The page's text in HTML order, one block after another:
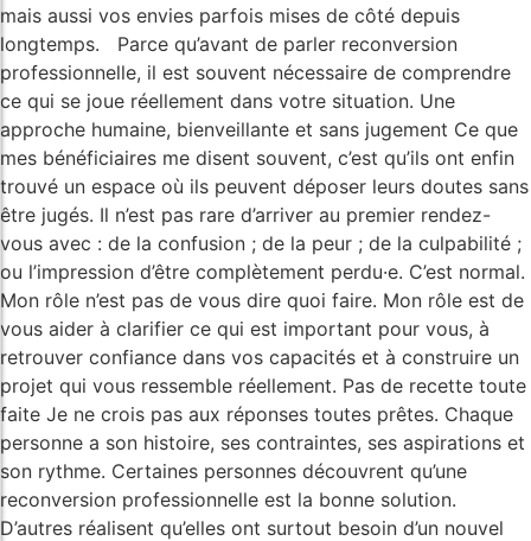
mais aussi vos envies parfois mises de côté depuis
longtemps. Parce qu’avant de parler reconversion
professionnelle, il est souvent nécessaire de comprendre
ce qui se joue réellement dans votre situation. Une
approche humaine, bienveillante et sans jugement Ce que
mes bénéficiaires me disent souvent, c’est qu’ils ont enfin
trouvé un espace où ils peuvent déposer leurs doutes sans
être jugés. Il n’est pas rare d’arriver au premier rendez-
vous avec : de la confusion ; de la peur ; de la culpabilité ;
ou l’impression d’être complètement perdu·e. C’est normal.
Mon rôle n’est pas de vous dire quoi faire. Mon rôle est de
vous aider à clarifier ce qui est important pour vous, à
retrouver confiance dans vos capacités et à construire un
projet qui vous ressemble réellement. Pas de recette toute
faite Je ne crois pas aux réponses toutes prêtes. Chaque
personne a son histoire, ses contraintes, ses aspirations et
son rythme. Certaines personnes découvrent qu’une
reconversion professionnelle est la bonne solution.
D’autres réalisent qu’elles ont surtout besoin d’un nouvel